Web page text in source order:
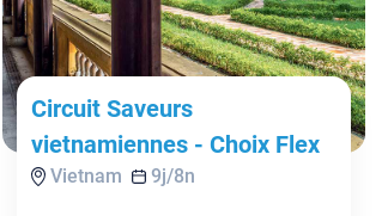
Circuit Saveurs
vietnamiennes - Choix Flex
Vietnam 9j/8n